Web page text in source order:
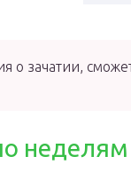
о зачатии,
неделям